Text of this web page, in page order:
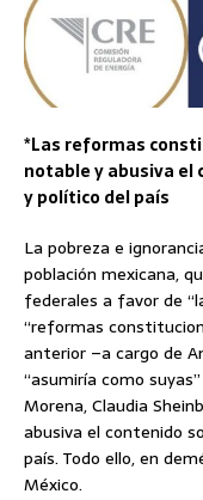
*Las reformas
notable y abusiva el
y político del país
La pobreza e
población mexicana,
federales a favor de
“reformas
anterior –a cargo de
“asumiría como
Morena, Claudia
abusiva el contenido
país. Todo ello, en
México.